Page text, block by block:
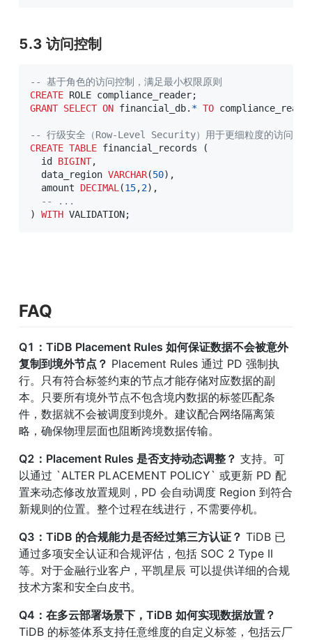
5.3 访问控制
-- 基于角色的访问控制，满足最小权限原则
CREATE ROLE compliance_reader;
GRANT SELECT ON financial_db. * TO
-- 行级安全（Row-Level Security）用于更细粒度的访问控制
CREATE TABLE financial_records
(
  id
BIGINT,
  data_region
VARCHAR(50) ,
  amount
DECIMAL (15,2) ,
-- ...
)
WITH VALIDATION;
FAQ
Q1：TiDB Placement Rules 如何保证数据不会被意外
复制到境外节点？ Placement Rules 通过 PD 强制执
行。只有符合标签约束的节点才能存储对应数据的副
本。只要所有境外节点不包含境内数据的标签匹配条
件，数据就不会被调度到境外。建议配合网络隔离策
略，确保物理层面也阻断跨境数据传输。
Q2：Placement Rules 是否支持动态调整？ 支持。可
以通过 `ALTER PLACEMENT POLICY` 或更新 PD 配
置来动态修改放置规则，PD 会自动调度 Region 到符合
新规则的位置。整个过程在线进行，不需要停机。
Q3：TiDB 的合规能力是否经过第三方认证？ TiDB 已
通过多项安全认证和合规评估，包括 SOC 2 Type II
等。对于金融行业客户，平凯星辰 可以提供详细的合规
技术方案和安全白皮书。
Q4：在多云部署场景下，TiDB 如何实现数据放置？
TiDB 的标签体系支持任意维度的自定义标签，包括云厂